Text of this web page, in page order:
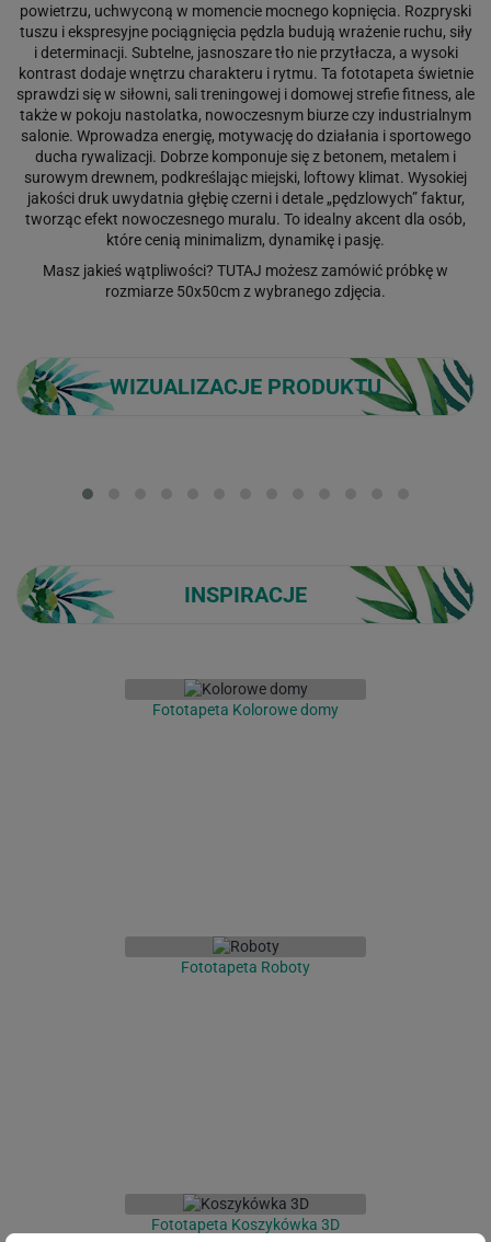
powietrzu, uchwyconą w momencie mocnego kopnięcia. Rozpryski
tuszu i ekspresyjne pociągnięcia pędzla budują wrażenie ruchu, siły
i determinacji. Subtelne, jasnoszare tło nie przytłacza, a wysoki
kontrast dodaje wnętrzu charakteru i rytmu. Ta fototapeta świetnie
sprawdzi się w siłowni, sali treningowej i domowej strefie fitness, ale
także w pokoju nastolatka, nowoczesnym biurze czy industrialnym
salonie. Wprowadza energię, motywację do działania i sportowego
ducha rywalizacji. Dobrze komponuje się z betonem, metalem i
surowym drewnem, podkreślając miejski, loftowy klimat. Wysokiej
jakości druk uwydatnia głębię czerni i detale „pędzlowych” faktur,
tworząc efekt nowoczesnego muralu. To idealny akcent dla osób,
które cenią minimalizm, dynamikę i pasję.
Masz jakieś wątpliwości? TUTAJ możesz zamówić próbkę w
rozmiarze 50x50cm z wybranego zdjęcia.
WIZUALIZACJE PRODUKTU
INSPIRACJE
Fototapeta Kolorowe domy
Fototapeta Roboty
Fototapeta Koszykówka 3D